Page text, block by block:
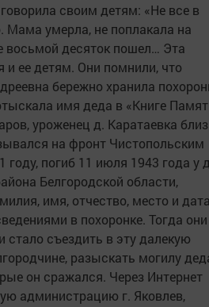
своим детям: «Не все в
Мама умерла, не поплакала на
восьмой десяток пошел… Эта
ее детям. Они помнили, что
бережно хранила
имя деда в «Книге
уроженец д. Каратаевка близ
на фронт Чистопольским
году, погиб 11 июля 1943 года у
Белгородской области,
имя, отчество, место и
в похоронке. Тогда они
стало съездить в эту далекую
разыскать могилу
он сражался. Через Интернет
администрацию г. Яковлев,